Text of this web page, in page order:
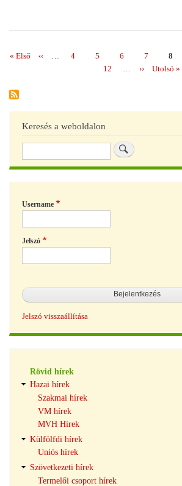
Első
« Első
Előző
‹‹ Page
4 Page
5 Page
6 Page
7 Page
8
Page
12
Következő
››
Utolsó
Utolsó »
Keresés a weboldalon
Keresés
Username
Jelszó
Jelszó visszaállítása
navigáció
Rövid hírek
Hazai hírek
Szakmai hírek
VM hírek
MVH Hírek
Külfölfdi hírek
Uniós hírek
Szövetkezeti hírek
Termelői csoport hírek